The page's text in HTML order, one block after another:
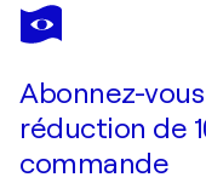
Abonnez-
réduction de
commande